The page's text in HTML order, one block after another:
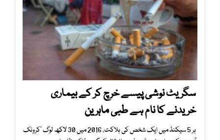
سگریٹ نوشی پیسے خرچ کر کے بیماری
خریدنے کا نام ہے طبی ماہرین
ہر 5 سیکنڈ میں ایک شخص کی ہلاکت، 2016 میں 30 لاکھ لوگ ’کرونک